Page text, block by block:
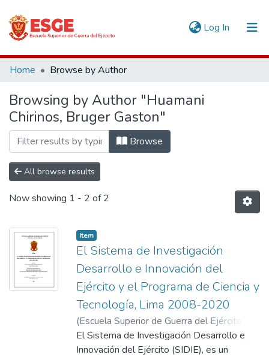
Log In (current)
Communities & Collections
All of DSpace
Home Browse by Author
Browsing by Author "Huamani
Chirinos, Bruger Gaston"
Browse
All browse results
Now showing 1 - 2 of 2
Item
El Sistema de Investigación
Desarrollo e Innovación del
Ejército y el Programa de Ciencia y
Tecnología, Lima 2008-2020
(Escuela Superior de Guerra del Ejército.
Escuela de Postgrado,2023-10-24)
Huamani Chirinos, Bruger Gaston; Talavera
El Sistema de Investigación Desarrollo e
Innovación del Ejército (SIDIE), es un